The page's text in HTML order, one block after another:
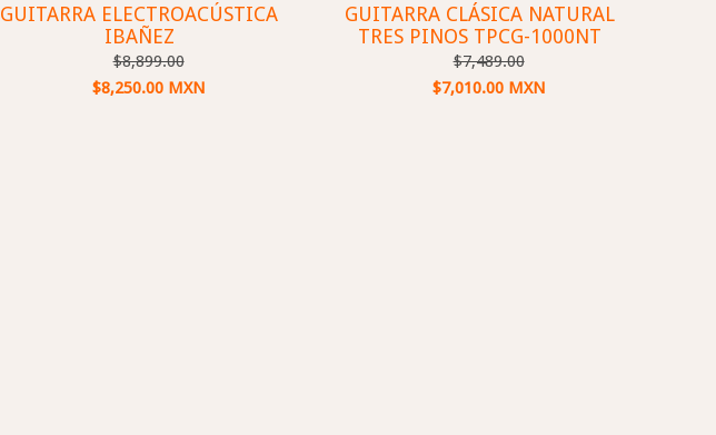
GUITARRA ELECTROACÚSTICA
IBAÑEZ
$8,899.00
$8,250.00 MXN
GUITARRA CLÁSICA NATURAL
TRES PINOS TPCG-1000NT
$7,489.00
$7,010.00 MXN